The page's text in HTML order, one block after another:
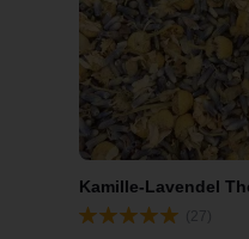
Kamille-Lavendel